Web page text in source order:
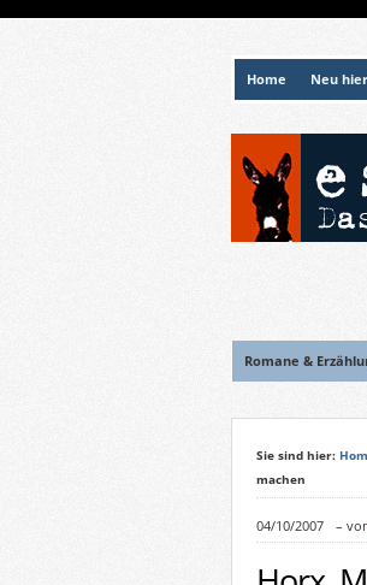
Home Neu
Romane &
Sie sind hier:
machen
04/10/2007 –